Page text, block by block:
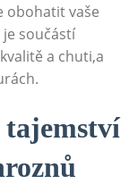
obohatit‍ vaše
⁣součástí⁣
a chuti,a
tajemství